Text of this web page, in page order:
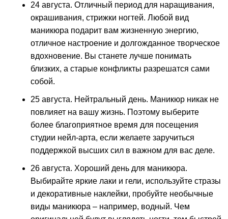
24 августа. Отличный период для наращивания,
окрашивания, стрижки ногтей. Любой вид
маникюра подарит вам жизненную энергию,
отличное настроение и долгожданное творческое
вдохновение. Вы станете лучше понимать
близких, а старые конфликты разрешатся сами
собой.
25 августа. Нейтральный день. Маникюр никак не
повлияет на вашу жизнь. Поэтому выберите
более благоприятное время для посещения
студии нейл-арта, если желаете заручиться
поддержкой высших сил в важном для вас деле.
26 августа. Хороший день для маникюра.
Выбирайте яркие лаки и гели, используйте стразы
и декоративные наклейки, пробуйте необычные
виды маникюра – например, водный. Чем